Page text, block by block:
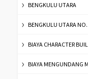
BENGKULU UTARA
BENGKULU UTARA
BIAYA CHARACTER
BIAYA MENGUNDANG